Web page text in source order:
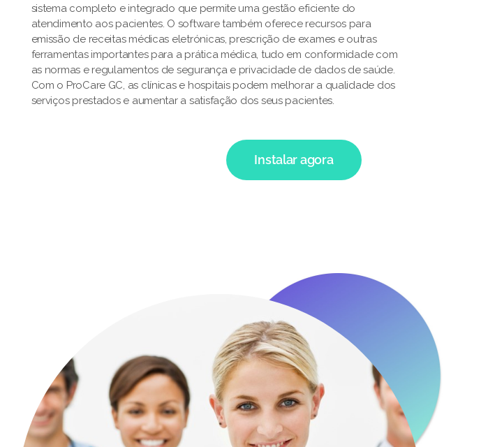
sistema completo e integrado que permite uma gestão eficiente do
atendimento aos pacientes. O software também oferece recursos para
emissão de receitas médicas eletrónicas, prescrição de exames e outras
ferramentas importantes para a prática médica, tudo em conformidade com
as normas e regulamentos de segurança e privacidade de dados de saúde.
Com o ProCare GC, as clínicas e hospitais podem melhorar a qualidade dos
serviços prestados e aumentar a satisfação dos seus pacientes.
Instalar agora